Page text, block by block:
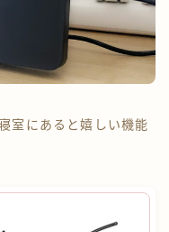
室にあると嬉しい機能